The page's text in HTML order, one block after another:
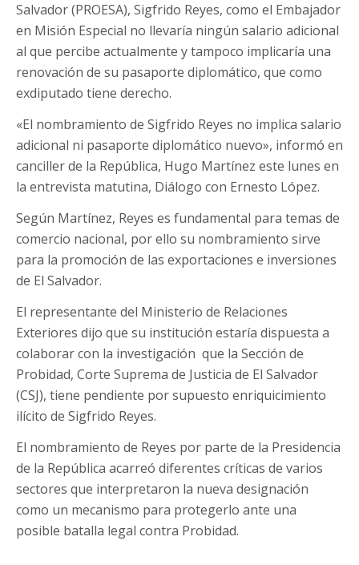
Salvador (PROESA), Sigfrido Reyes, como el Embajador
en Misión Especial no llevaría ningún salario adicional
al que percibe actualmente y tampoco implicaría una
renovación de su pasaporte diplomático, que como
exdiputado tiene derecho.
«El nombramiento de Sigfrido Reyes no implica salario
adicional ni pasaporte diplomático nuevo», informó en
canciller de la República, Hugo Martínez este lunes en
la entrevista matutina, Diálogo con Ernesto López.
Según Martínez, Reyes es fundamental para temas de
comercio nacional, por ello su nombramiento sirve
para la promoción de las exportaciones e inversiones
de El Salvador.
El representante del Ministerio de Relaciones
Exteriores dijo que su institución estaría dispuesta a
colaborar con la investigación que la Sección de
Probidad, Corte Suprema de Justicia de El Salvador
(CSJ), tiene pendiente por supuesto enriquicimiento
ilícito de Sigfrido Reyes.
El nombramiento de Reyes por parte de la Presidencia
de la República acarreó diferentes críticas de varios
sectores que interpretaron la nueva designación
como un mecanismo para protegerlo ante una
posible batalla legal contra Probidad.